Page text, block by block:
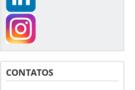
CONTATOS